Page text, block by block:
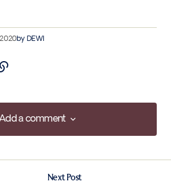
by DEWI
a comment
a comment
Next Post